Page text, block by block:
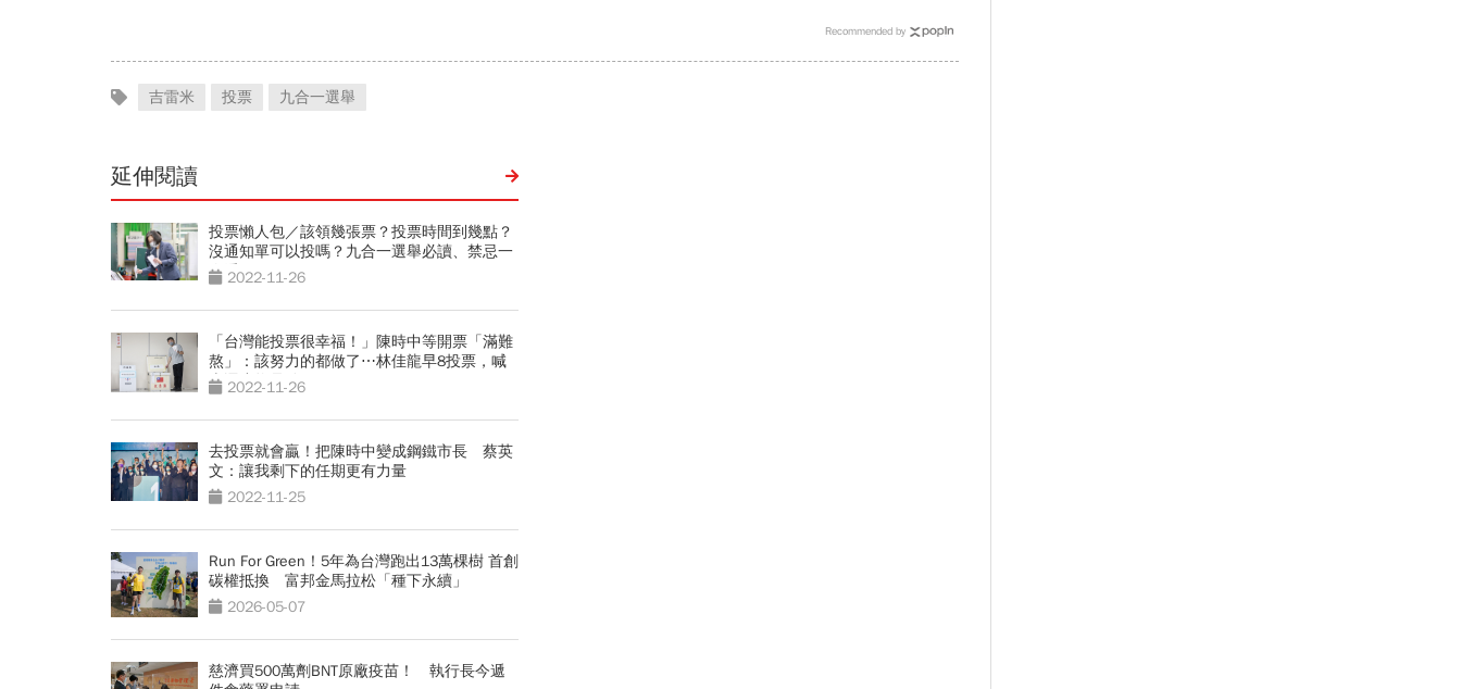
Recommended by
吉雷米 投票 九合一選舉
延伸閱讀
投票懶人包／該領幾張票？投票時間到幾點？
沒通知單可以投嗎？九合一選舉必讀、禁忌一
次看2022-11-26
「台灣能投票很幸福！」陳時中等開票「滿難
熬」：該努力的都做了⋯林佳龍早8投票，喊
幸運小物是她
2022-11-26
去投票就會贏！把陳時中變成鋼鐵市長 蔡英
文：讓我剩下的任期更有力量
2022-11-25
Run For Green！5年為台灣跑出13萬棵樹 首創
碳權抵換 富邦金馬拉松「種下永續」
2026-05-07
慈濟買500萬劑BNT原廠疫苗！ 執行長今遞